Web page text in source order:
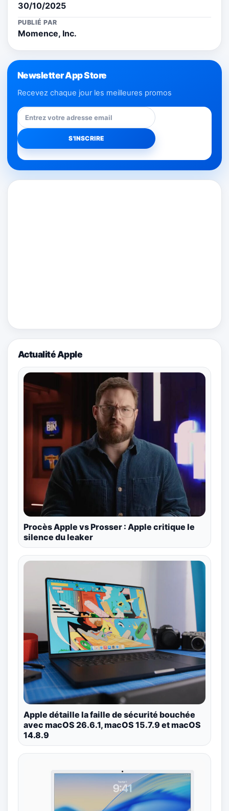
30/10/2025
PUBLIÉ PAR
Momence, Inc.
Newsletter App Store
Recevez chaque jour les meilleures promos
Actualité Apple
Procès Apple vs Prosser : Apple critique le
silence du leaker
Apple détaille la faille de sécurité bouchée
avec macOS 26.6.1, macOS 15.7.9 et macOS
14.8.9